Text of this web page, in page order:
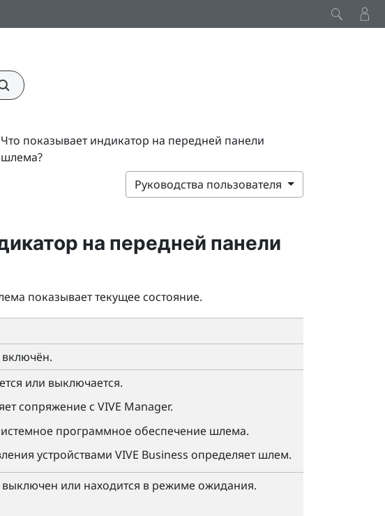
Что показывает индикатор на передней панели
шлема?
Руководства пользователя
на передней панели
показывает текущее состояние.
или выключается.
сопряжение с VIVE Manager.
программное обеспечение шлема.
устройствами VIVE Business определяет шлем.
или находится в режиме ожидания.